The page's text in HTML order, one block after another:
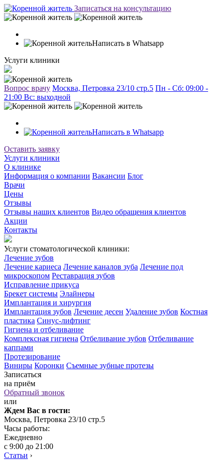
Записаться на консультацию
Написать в Whatsapp
Услуги клиники
Вопрос врачу Москва, Петровка 23/10 стр.5 Пн - Сб: 09:00 -
21:00 Вc: выходной
Написать в Whatsapp
Оставить заявку
Услуги клиники
О клинике
Информация о компании Вакансии Блог
Врачи
Цены
Отзывы
Отзывы наших клиентов Видео обращения клиентов
Акции
Контакты
Услуги стоматологической клиники:
Лечение зубов
Лечение кариеса Лечение каналов зуба Лечение под
микроскопом Реставрация зубов
Исправление прикуса
Брекет системы Элайнеры
Имплантация и хирургия
Имплантация зубов Лечение десен Удаление зубов Костная
пластика Синус-лифтинг
Гигиена и отбеливание
Комплексная гигиена Отбеливание зубов Отбеливание
каппами
Протезирование
Виниры Коронки Съемные зубные протезы
Записаться
на приём
Обратный звонок
или
Ждем Вас в гости:
Москва, Петровка 23/10 стр.5
Часы работы:
Ежедневно
с 9:00 до 21:00
Статьи ›